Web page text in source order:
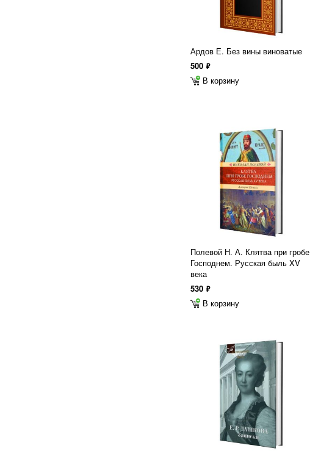
Ардов Е. Без вины виноватые
500 ф
В корзину
Полевой Н. А. Клятва при гробе
Господнем. Русская быль XV
века
530 ф
В корзину